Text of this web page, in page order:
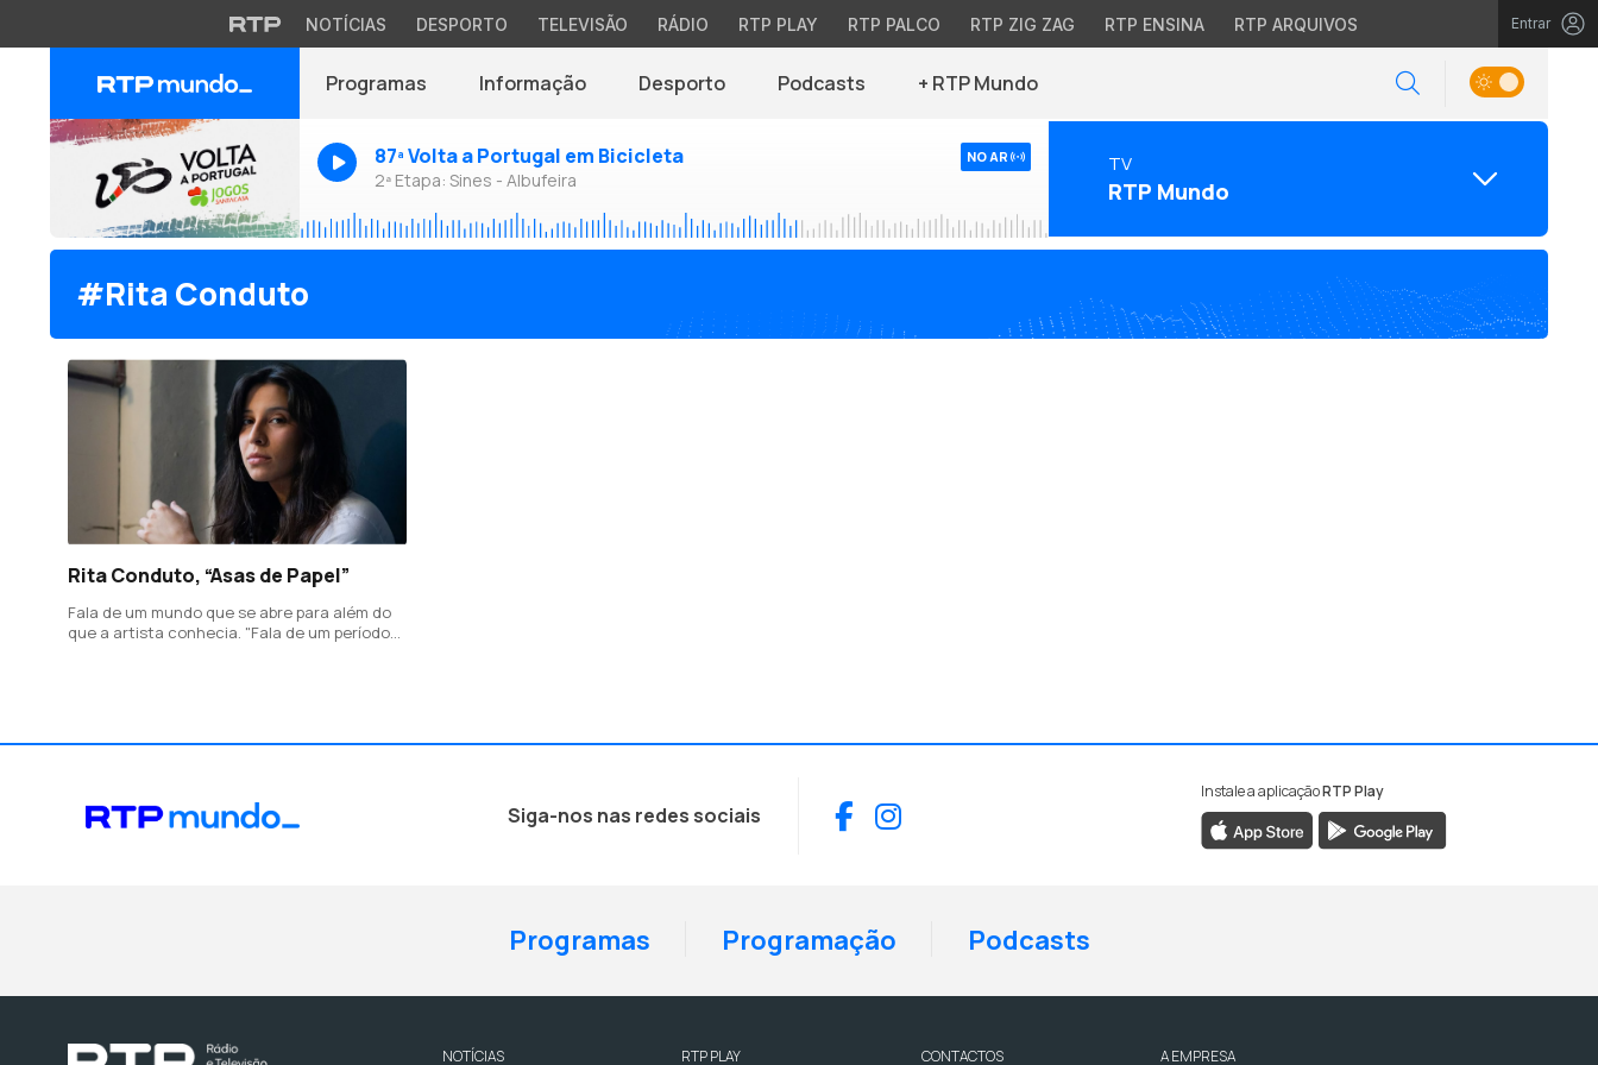
NOTÍCIAS DESPORTO TELEVISÃO RÁDIO RTP PLAY RTP PALCO RTP ZIG ZAG RTP ENSINA RTP ARQUIVOS Entrar
Programas Informação Desporto Podcasts + RTP Mundo
87ª Volta a Portugal em Bicicleta
2ª Etapa: Sines - Albufeira
NO AR TV
RTP Mundo
#Rita Conduto
Rita Conduto, “Asas de Papel”
Fala de um mundo que se abre para além do
que a artista conhecia. "Fala de um período
Siga-nos nas redes sociais Facebook
Instagram
Instale a aplicaçãoRTP Play
Programas Programação Podcasts
NOTÍCIAS RTP PLAY CONTACTOS A EMPRESA